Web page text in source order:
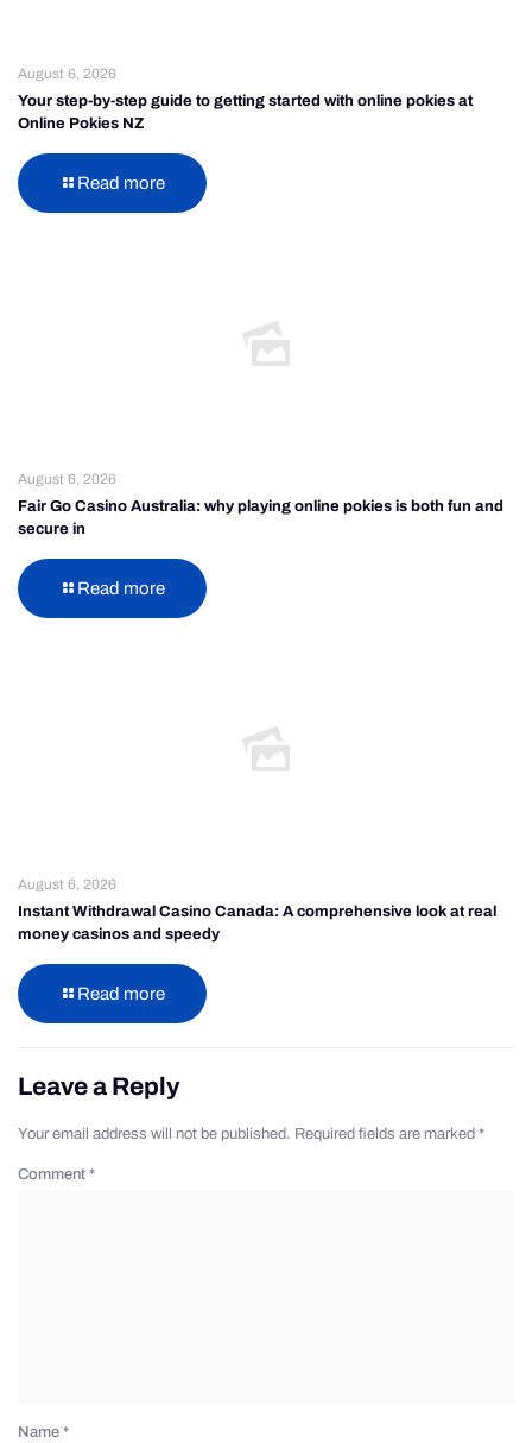
August 6, 2026
Your step-by-step guide to getting started with online pokies at
Online Pokies NZ
Read more
August 6, 2026
Fair Go Casino Australia: why playing online pokies is both fun and
secure in
Read more
August 6, 2026
Instant Withdrawal Casino Canada: A comprehensive look at real
money casinos and speedy
Read more
Leave a Reply
Your email address will not be published. Required fields are marked *
Comment *
Name *